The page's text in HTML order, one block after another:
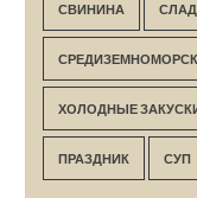
СВИНИНА
ХОЛОДНЫЕ
ПРАЗДНИК СУП